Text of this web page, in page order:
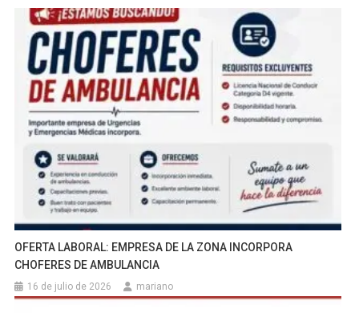
OFERTA LABORAL: EMPRESA DE LA ZONA INCORPORA
CHOFERES DE AMBULANCIA
16 de julio de 2026 mariano